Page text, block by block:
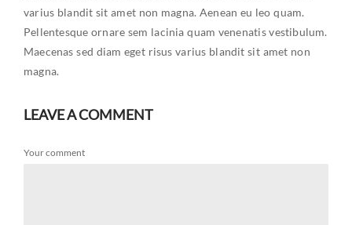
varius blandit sit amet non magna. Aenean eu leo quam.
Pellentesque ornare sem lacinia quam venenatis vestibulum.
Maecenas sed diam eget risus varius blandit sit amet non
magna.
LEAVE A COMMENT
Your comment